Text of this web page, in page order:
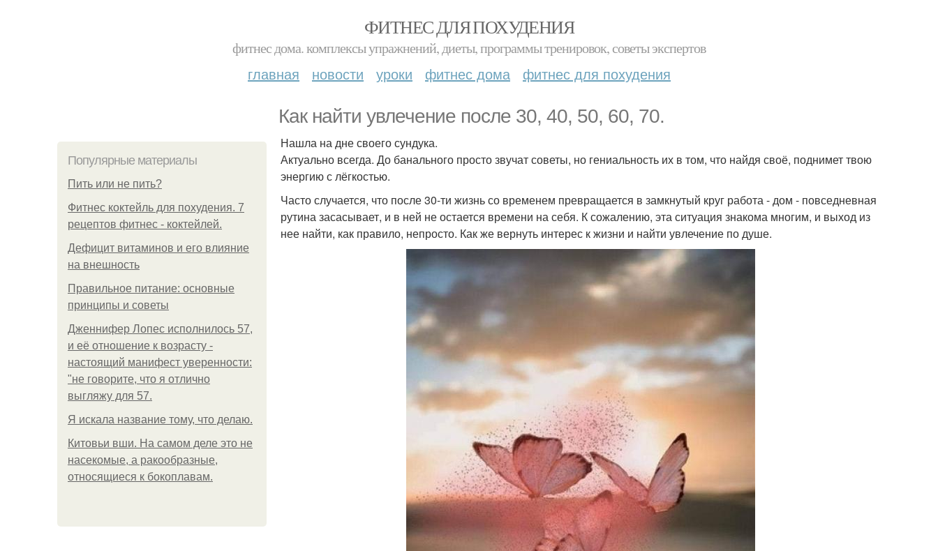
ФИТНЕС ДЛЯ ПОХУДЕНИЯ
фитнес дома. комплексы упражнений, диеты, программы тренировок, советы экспертов
главная новости уроки фитнес дома фитнес для похудения
Как найти увлечение после 30, 40, 50, 60, 70.
Популярные материалы
Пить или не пить?
Фитнес коктейль для похудения. 7
рецептов фитнес - коктейлей.
Дефицит витаминов и его влияние
на внешность
Правильное питание: основные
принципы и советы
Дженнифер Лопес исполнилось 57,
и её отношение к возрасту -
настоящий манифест уверенности:
"не говорите, что я отлично
выгляжу для 57.
Я искала название тому, что делаю.
Китовьи вши. На самом деле это не
насекомые, а ракообразные,
относящиеся к бокоплавам.
Нашла на дне своего сундука.
Актуально всегда. До банального просто звучат советы, но гениальность их в том, что найдя своё, поднимет твою
энергию с лёгкостью.
Часто случается, что после 30-ти жизнь со временем превращается в замкнутый круг работа - дом - повседневная
рутина засасывает, и в ней не остается времени на себя. К сожалению, эта ситуация знакома многим, и выход из
нее найти, как правило, непросто. Как же вернуть интерес к жизни и найти увлечение по душе.